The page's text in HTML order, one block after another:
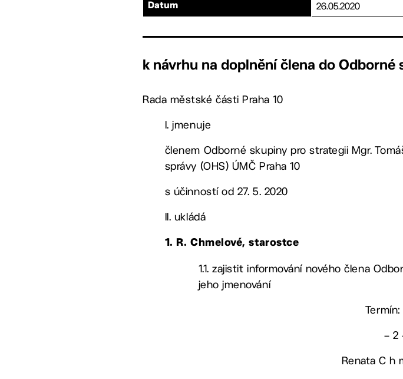
Datum 26.05.2020
k návrhu na doplnění člena do Odborné
Rada městské části Praha 10
I. jmenuje
členem Odborné skupiny pro strategii Mgr.
správy (OHS) ÚMČ Praha 10
s účinností od 27. 5. 2020
II. ukládá
1. R. Chmelové, starostce
1.1. zajistit informování nového člena
jeho jmenování
Termín:
– 2
Renata C h